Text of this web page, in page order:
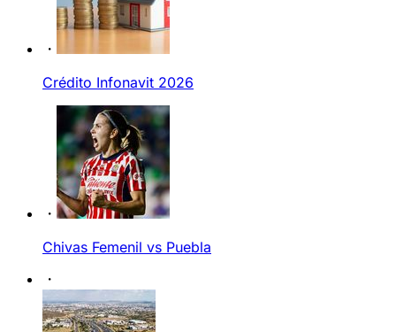
Crédito Infonavit 2026
Chivas Femenil vs Puebla